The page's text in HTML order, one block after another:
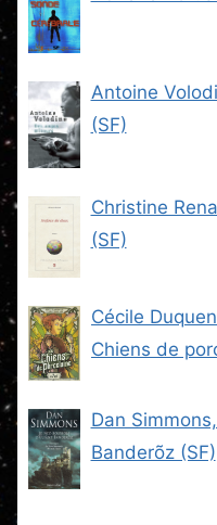
Antoine
(SF)
Christine
(SF)
Cécile
Chiens de
Dan
Banderõz (SF)